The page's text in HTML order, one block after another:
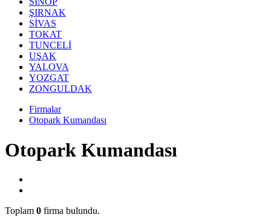
ŞIRNAK
SİVAS
TOKAT
TUNCELİ
UŞAK
YALOVA
YOZGAT
ZONGULDAK
Firmalar
Otopark Kumandası
Otopark Kumandası
Toplam 0 firma bulundu.